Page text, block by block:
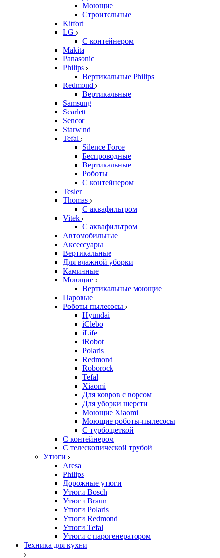
Моющие
Строительные
Kitfort
LG
С контейнером
Makita
Panasonic
Philips
Вертикальные Philips
Redmond
Вертикальные
Samsung
Scarlett
Sencor
Starwind
Tefal
Silence Force
Беспроводные
Вертикальные
Роботы
С контейнером
Tesler
Thomas
С аквафильтром
Vitek
С аквафильтром
Автомобильные
Аксессуары
Вертикальные
Для влажной уборки
Каминные
Моющие
Вертикальные моющие
Паровые
Роботы пылесосы
Hyundai
iClebo
iLife
iRobot
Polaris
Redmond
Roborock
Tefal
Xiaomi
Для ковров с ворсом
Для уборки шерсти
Моющие Xiaomi
Моющие роботы-пылесосы
С турбощеткой
С контейнером
С телескопической трубой
Утюги
Aresa
Philips
Дорожные утюги
Утюги Bosch
Утюги Braun
Утюги Polaris
Утюги Redmond
Утюги Tefal
Утюги с парогенератором
Техника для кухни